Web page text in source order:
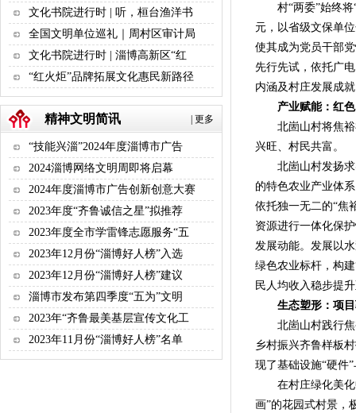
文化书院进行时 | 听，桓台渔洋书
全国文明单位巡礼｜周村区审计局
文化书院进行时 | 淄博高新区“红
“红火炬”品牌拓展文化惠民新路径
更多
精神文明简讯
“技能兴淄”2024年度淄博市广告
2024淄博网络文明周即将启幕
2024年度淄博市广告创新创意大赛
2023年度“齐鲁诚信之星”拟推荐
2023年度全市学雷锋志愿服务“五
2023年12月份“淄博好人榜”入选
2023年12月份“淄博好人榜”建议
淄博市发布第四季度“五为”文明
2023年“齐鲁最美基层宣传文化工
2023年11月份“淄博好人榜”名单
村“两委”始终将“
元，以省级文保单
使其成为党员干部
先行先试，依托广
内涵及村庄发展成
产业赋能：红
北崮山村将焦裕禄
兴旺、村民共富。
北崮山村发扬求
的特色农业产业体
依托独一无二的“焦
资源进行一体化保
发展动能。发展以
绿色农业标杆，构
民人均收入稳步提
生态塑形：项
北崮山村践行焦
乡村振兴齐鲁样板
现了基础设施“硬件
在村庄绿化美化
画”的花园式村景，